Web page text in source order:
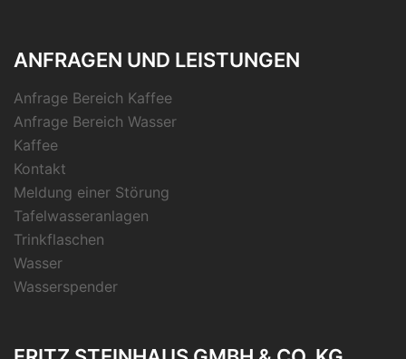
ANFRAGEN UND LEISTUNGEN
Anfrage Bereich Kaffee
Anfrage Bereich Wasser
Kaffee
Kontakt
Meldung einer Störung
Tafelwasseranlagen
Trinkflaschen
Wasser
Wasserspender